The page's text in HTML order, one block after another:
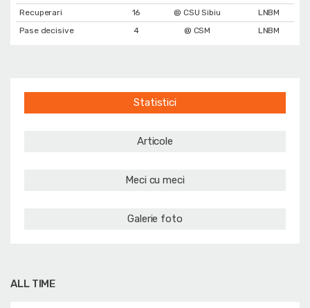
Recuperari
16 @ CSU Sibiu
LNBM
Pase decisive
4 @ CSM LNBM
Statistici
Articole
Meci cu meci
Galerie foto
ALL TIME